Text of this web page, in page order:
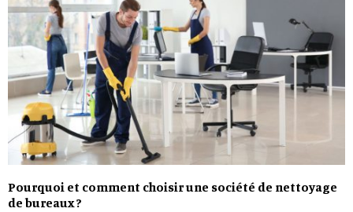
Pourquoi et comment choisir une société de nettoyage
de bureaux ?